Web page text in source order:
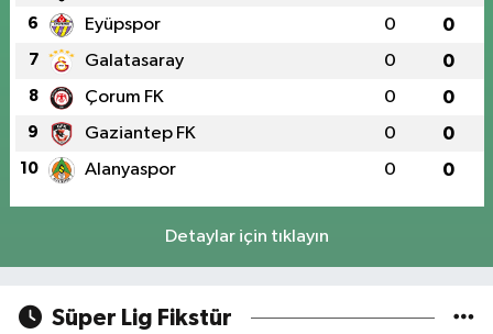
6 Eyüpspor 0 0
7 Galatasaray 0 0
8 Çorum FK 0 0
9 Gaziantep FK 0 0
10 Alanyaspor 0 0
Detaylar için tıklayın
Süper Lig Fikstür